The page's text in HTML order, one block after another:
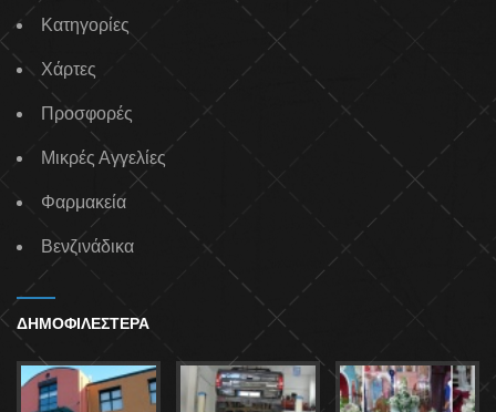
Κατηγορίες
Χάρτες
Προσφορές
Μικρές Αγγελίες
Φαρμακεία
Βενζινάδικα
ΔΗΜΟΦΙΛΕΣΤΕΡΑ